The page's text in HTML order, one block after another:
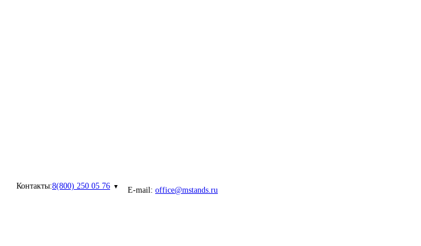
Контакты:8(800) 250 05 76 E-mail: office@mstands.ru